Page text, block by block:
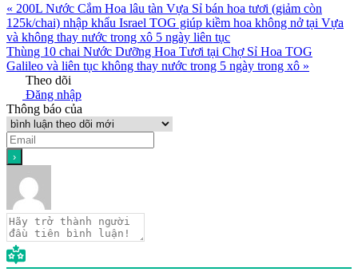
« 200L Nước Cắm Hoa lâu tàn Vựa Sỉ bán hoa tươi (giảm còn
125k/chai) nhập khẩu Israel TOG giúp kiềm hoa không nở tại Vựa
và không thay nước trong xô 5 ngày liên tục
Thùng 10 chai Nước Dưỡng Hoa Tươi tại Chợ Sỉ Hoa TOG
Galileo và liên tục không thay nước trong 5 ngày trong xô »
Theo dõi
Đăng nhập
Thông báo của